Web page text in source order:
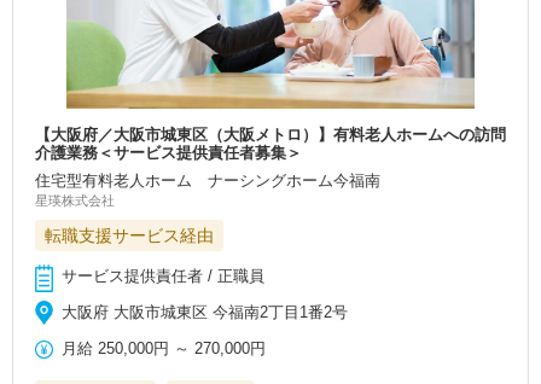
【大阪府／大阪市城東区（大阪メトロ）】有料老人ホームへの訪問
介護業務＜サービス提供責任者募集＞
住宅型有料老人ホーム ナーシングホーム今福南
星瑛株式会社
転職支援サービス経由
サービス提供責任者 / 正職員
大阪府 大阪市城東区 今福南2丁目1番2号
月給 250,000円 ～ 270,000円